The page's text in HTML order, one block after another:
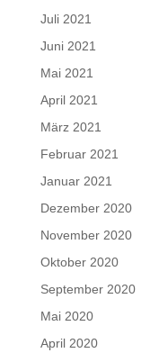
Juli 2021
Juni 2021
Mai 2021
April 2021
März 2021
Februar 2021
Januar 2021
Dezember 2020
November 2020
Oktober 2020
September 2020
Mai 2020
April 2020